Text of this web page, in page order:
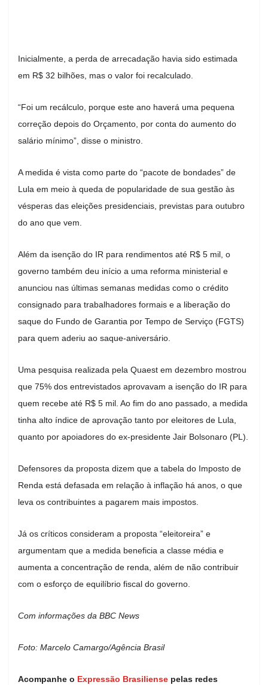
Inicialmente, a perda de arrecadação havia sido estimada
em R$ 32 bilhões, mas o valor foi recalculado.
“Foi um recálculo, porque este ano haverá uma pequena
correção depois do Orçamento, por conta do aumento do
salário mínimo”, disse o ministro.
A medida é vista como parte do “pacote de bondades” de
Lula em meio à queda de popularidade de sua gestão às
vésperas das eleições presidenciais, previstas para outubro
do ano que vem.
Além da isenção do IR para rendimentos até R$ 5 mil, o
governo também deu início a uma reforma ministerial e
anunciou nas últimas semanas medidas como o crédito
consignado para trabalhadores formais e a liberação do
saque do Fundo de Garantia por Tempo de Serviço (FGTS)
para quem aderiu ao saque-aniversário.
Uma pesquisa realizada pela Quaest em dezembro mostrou
que 75% dos entrevistados aprovavam a isenção do IR para
quem recebe até R$ 5 mil. Ao fim do ano passado, a medida
tinha alto índice de aprovação tanto por eleitores de Lula,
quanto por apoiadores do ex-presidente Jair Bolsonaro (PL).
Defensores da proposta dizem que a tabela do Imposto de
Renda está defasada em relação à inflação há anos, o que
leva os contribuintes a pagarem mais impostos.
Já os críticos consideram a proposta “eleitoreira” e
argumentam que a medida beneficia a classe média e
aumenta a concentração de renda, além de não contribuir
com o esforço de equilíbrio fiscal do governo.
Com informações da BBC News
Foto: Marcelo Camargo/Agência Brasil
Acompanhe o Expressão Brasiliense pelas redes